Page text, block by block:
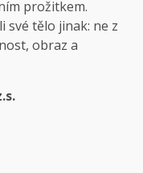
prožitkem.
své tělo jinak: ne z
obraz a